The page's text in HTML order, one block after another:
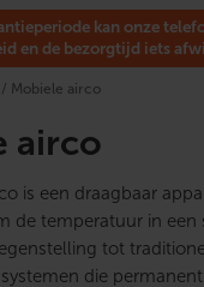
kan onze
en de bezorgtijd iets
/ Mobiele airco
airco
is een draagbaar
de temperatuur in een
tot
die